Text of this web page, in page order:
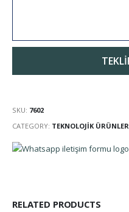
SKU: 7602
CATEGORY: TEKNOLOJIK ÜRÜNLER
RELATED PRODUCTS